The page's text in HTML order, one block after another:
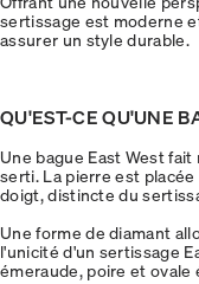
sertissage est moderne
assurer un style durable.
QU'EST-CE QU'UNE
Une bague East West
serti. La pierre est
doigt, distincte du
Une forme de diamant
l'unicité d'un sertissage
émeraude, poire et